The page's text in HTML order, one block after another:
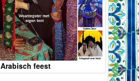
Arabisch feest